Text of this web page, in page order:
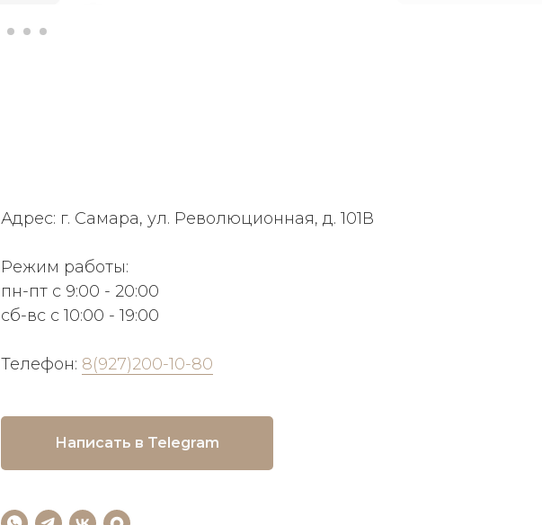
Адрес: г. Самара, ул. Революционная, д. 101В
Режим работы:
пн-пт с 9:00 - 20:00
сб-вс с 10:00 - 19:00
Телефон: 8(927)200-10-80
Написать в Telegram